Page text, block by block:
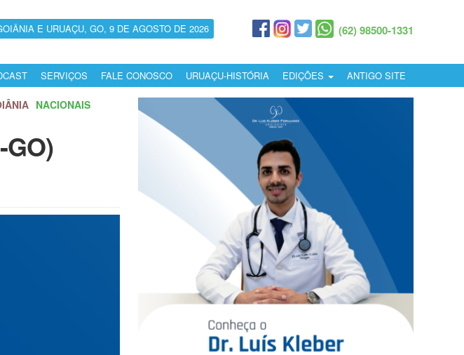
E URUAÇU, GO, 9 DE AGOSTO DE 2026 (62) 98500-1331
SERVIÇOS FALE CONOSCO URUAÇU-HISTÓRIA EDIÇÕES ANTIGO SITE
NACIONAIS